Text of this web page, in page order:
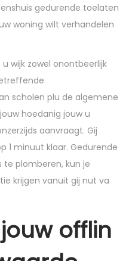
gedurende toelaten
woning wilt verhandelen
wijk zowel onontbeerlijk
scholen plu de algemene
hoedanig jouw u
aanvraagt. Gij
1 minuut klaar. Gedurende
plomberen, kun je
krijgen vanuit gij nut va
offlin